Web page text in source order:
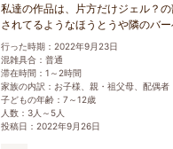
私達の作品は、片方だけジェル？
されてるようなほうとうや隣のバ
行った時期：2022年9月23日
混雑具合：普通
滞在時間：1～2時間
家族の内訳：お子様、親・祖父母、配偶者
子どもの年齢：7～12歳
人数：3人～5人
投稿日：2022年9月26日